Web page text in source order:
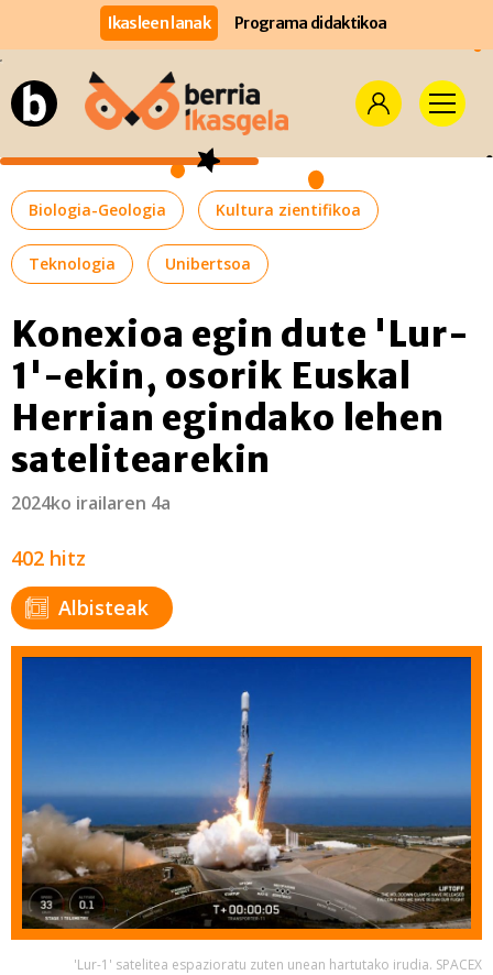
Ikasleen lanak Programa didaktikoa
Biologia-Geologia Kultura zientifikoa
Teknologia Unibertsoa
Konexioa egin dute 'Lur-
1'-ekin, osorik Euskal
Herrian egindako lehen
satelitearekin
2024ko irailaren 4a
402 hitz
Albisteak
'Lur-1' satelitea espazioratu zuten unean hartutako irudia. SPACEX